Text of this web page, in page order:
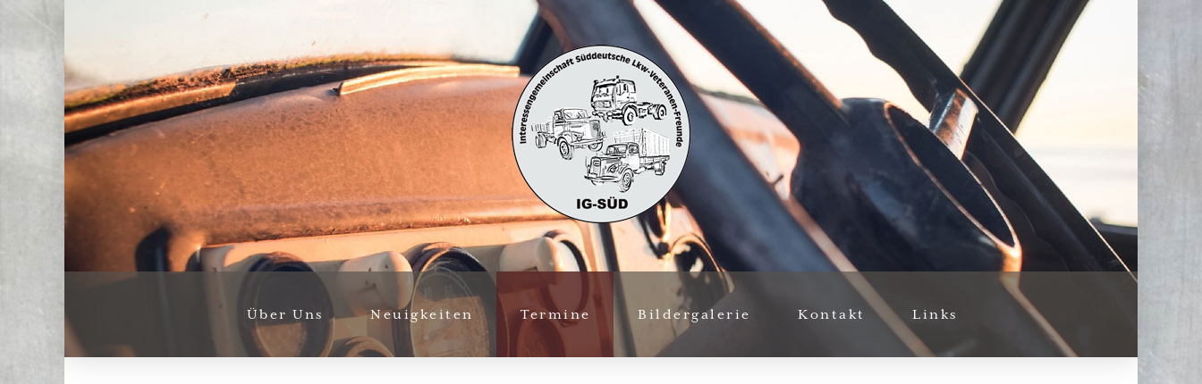
Über Uns Neuigkeiten Termine Bildergalerie Kontakt Links